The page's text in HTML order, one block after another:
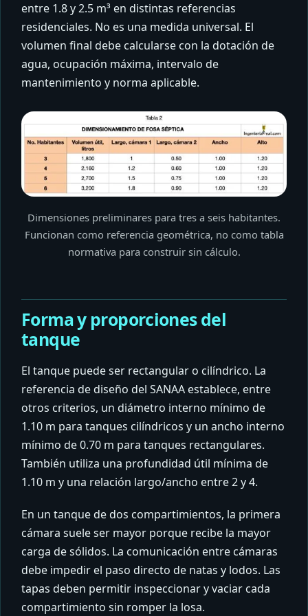
entre 1.8 y 2.5 m³ en distintas referencias
residenciales. No es una medida universal. El
volumen final debe calcularse con la dotación de
agua, ocupación máxima, intervalo de
mantenimiento y norma aplicable.
Dimensiones preliminares para tres a seis habitantes.
Funcionan como referencia geométrica, no como tabla
normativa para construir sin cálculo.
Forma y proporciones del
tanque
El tanque puede ser rectangular o cilíndrico. La
referencia de diseño del SANAA establece, entre
otros criterios, un diámetro interno mínimo de
1.10 m para tanques cilíndricos y un ancho interno
mínimo de 0.70 m para tanques rectangulares.
También utiliza una profundidad útil mínima de
1.10 m y una relación largo/ancho entre 2 y 4.
En un tanque de dos compartimientos, la primera
cámara suele ser mayor porque recibe la mayor
carga de sólidos. La comunicación entre cámaras
debe impedir el paso directo de natas y lodos. Las
tapas deben permitir inspeccionar y vaciar cada
compartimiento sin romper la losa.